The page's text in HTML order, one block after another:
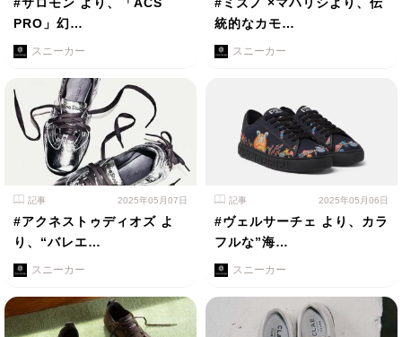
PRO」幻…
スニーカー
統的なカモ…
スニーカー
記事 2025年05月07日
#アクネストゥディオズ よ
り、“バレエ…
スニーカー
記事 2025年05月06日
#ヴェルサーチェ より、カラ
フルな”海…
スニーカー